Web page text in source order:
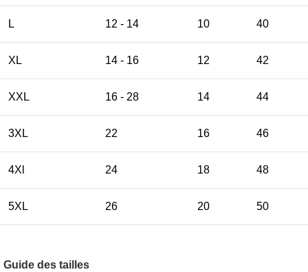
L 12 - 14 10 40
XL 14 - 16 12 42
XXL 16 - 28 14 44
3XL 22 16 46
4Xl 24 18 48
5XL 26 20 50
Guide des tailles